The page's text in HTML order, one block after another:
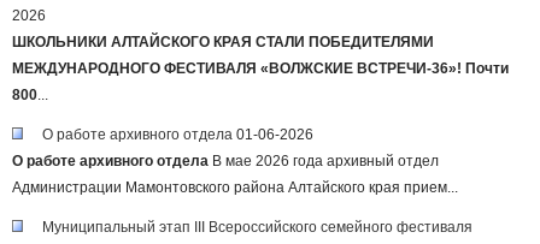
2026
ШКОЛЬНИКИ АЛТАЙСКОГО КРАЯ СТАЛИ ПОБЕДИТЕЛЯМИ
МЕЖДУНАРОДНОГО ФЕСТИВАЛЯ «ВОЛЖСКИЕ ВСТРЕЧИ-36»! Почти
800...
О работе архивного отдела 01-06-2026
О работе архивного отдела В мае 2026 года архивный отдел
Администрации Мамонтовского района Алтайского края прием...
Муниципальный этап III Всероссийского семейного фестиваля